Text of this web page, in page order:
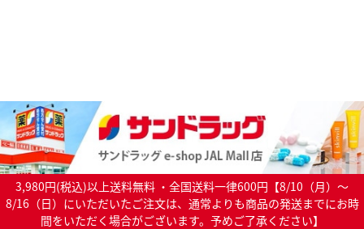
3,980円(税込)以上送料無料 ・全国送料一律600円【8/10（月）～
8/16（日）にいただいたご注文は、通常よりも商品の発送までにお時
間をいただく場合がございます。予めご了承ください】